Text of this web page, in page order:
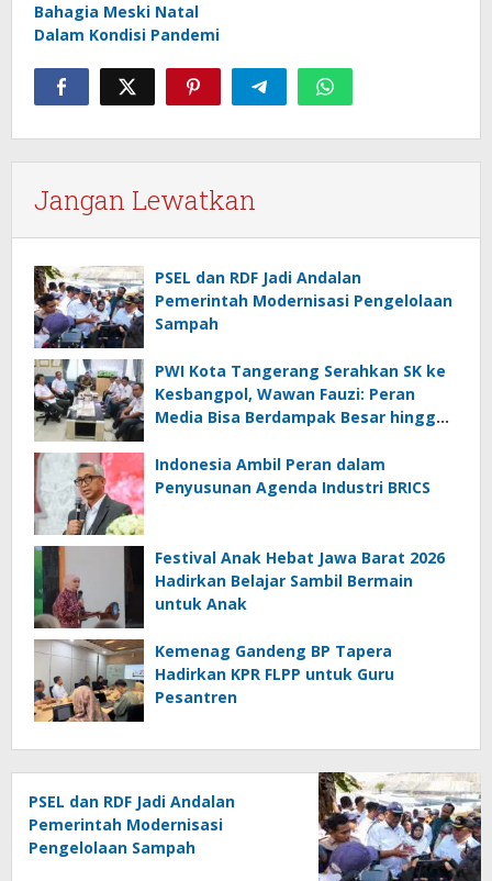
Bahagia Meski Natal
Dalam Kondisi Pandemi
Jangan Lewatkan
PSEL dan RDF Jadi Andalan
Pemerintah Modernisasi Pengelolaan
Sampah
PWI Kota Tangerang Serahkan SK ke
Kesbangpol, Wawan Fauzi: Peran
Media Bisa Berdampak Besar hingga
Indonesia Ambil Peran dalam
Penyusunan Agenda Industri BRICS
Festival Anak Hebat Jawa Barat 2026
Hadirkan Belajar Sambil Bermain
untuk Anak
Kemenag Gandeng BP Tapera
Hadirkan KPR FLPP untuk Guru
Pesantren
PSEL dan RDF Jadi Andalan
Pemerintah Modernisasi
Pengelolaan Sampah